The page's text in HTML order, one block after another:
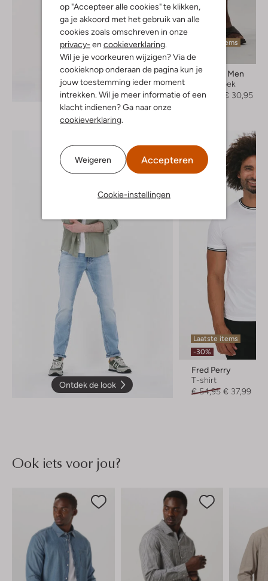
op "Accepteer alle cookies" te klikken,
ga je akkoord met het gebruik van alle
cookies zoals omschreven in onze
privacy- en cookieverklaring.
Wil je je voorkeuren wijzigen? Via de
cookieknop onderaan de pagina kun je
jouw toestemming ieder moment
intrekken. Wil je meer informatie of een
klacht indienen? Ga naar onze
cookieverklaring.
Weigeren Accepteren
Cookie-instellingen
Ontdek de look
Laatste items
-30%
Selected Men
Korte broek
€ 44,95
€ 30,95
Ontdek de look
Laatste items
-30%
Fred Perry
T-shirt
€ 54,95 € 37,99
Ook iets voor jou?